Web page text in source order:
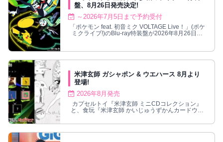
盤、8月26日発売決定!
～2026年7月5日まで予約受付
「ポケモン feat. 初音ミク VOLTAGE Live！」(ポケ
ミクライブ!)のBlu-ray特装盤が2026年8月26日発
米津玄師 ガシャポン & ウエハース 8月より
登場!
2026年8月発売
カプセルトイ『米津玄師 ミニCDコレクション』
と、食玩『米津玄師 かいじゅうずかんカードウエ